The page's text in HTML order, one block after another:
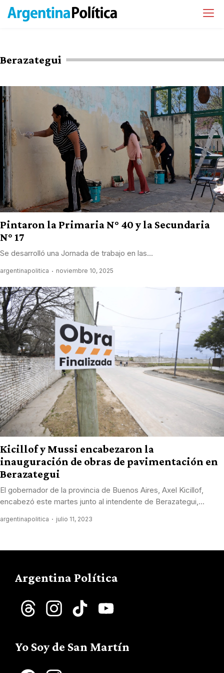
Berazategui
Pintaron la Primaria N° 40 y la Secundaria
N° 17
Se desarrolló una Jornada de trabajo en las...
argentinapolitica noviembre 10, 2025
Kicillof y Mussi encabezaron la
inauguración de obras de pavimentación en
Berazategui
El gobernador de la provincia de Buenos Aires, Axel Kicillof,
encabezó este martes junto al intendente de Berazategui,...
argentinapolitica julio 11, 2023
Argentina Política
Threads InstagramTikTok
Yo Soy de San Martín